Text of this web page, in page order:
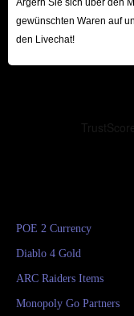
Ärgern Sie sich über den
gewünschten Waren auf
den Livechat!
POE 2 Currency
Diablo 4 Gold
ARC Raiders Items
Monopoly Go Partners